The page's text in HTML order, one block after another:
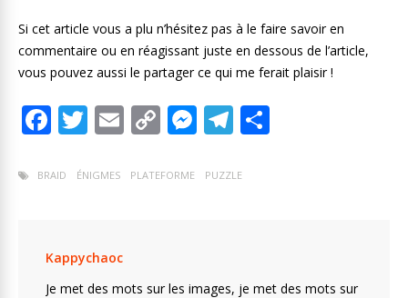
Si cet article vous a plu n’hésitez pas à le faire savoir en
commentaire ou en réagissant juste en dessous de l’article,
vous pouvez aussi le partager ce qui me ferait plaisir !
F
e
o
T
itt
E
ai
C
p
M
ss
T
e
BRAID ÉNIGMES PLATEFORME PUZZLE
Kappychaoc
Je met des mots sur les images, je met des mots sur